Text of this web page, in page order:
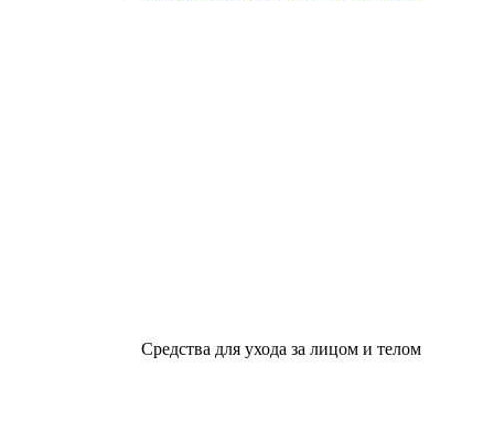
Средства для ухода за лицом и телом